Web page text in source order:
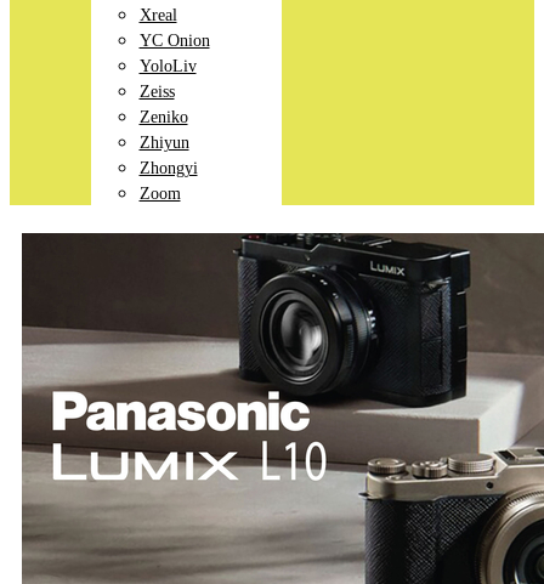
Xreal
YC Onion
YoloLiv
Zeiss
Zeniko
Zhiyun
Zhongyi
Zoom